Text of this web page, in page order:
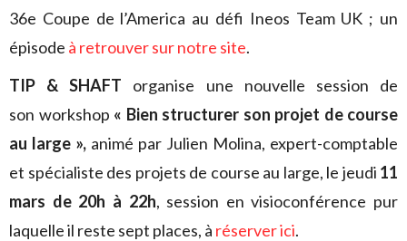
36e Coupe de l’America au défi Ineos Team UK ; un
épisode à retrouver sur notre site.
TIP & SHAFT organise une nouvelle session de
son workshop « Bien structurer son projet de course
au large », animé par Julien Molina, expert-comptable
et spécialiste des projets de course au large, le jeudi 11
mars de 20h à 22h, session en visioconférence pur
laquelle il reste sept places, à réserver ici.